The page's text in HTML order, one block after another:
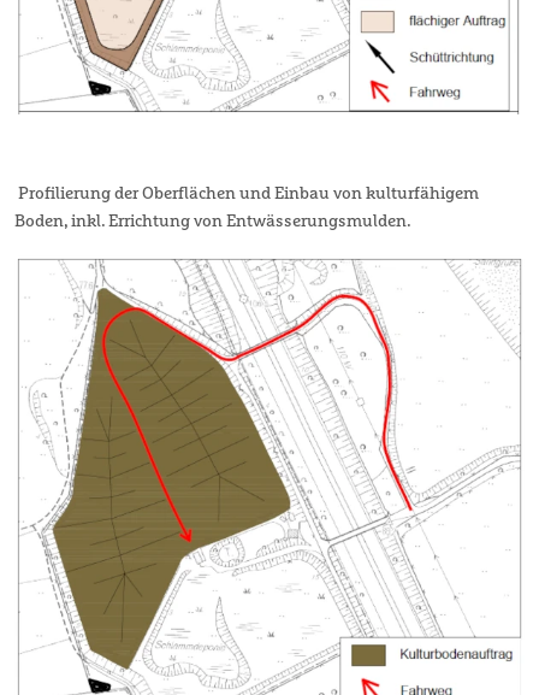
Profilierung der Oberflächen und Einbau von kulturfähigem
Boden, inkl. Errichtung von Entwässerungsmulden.